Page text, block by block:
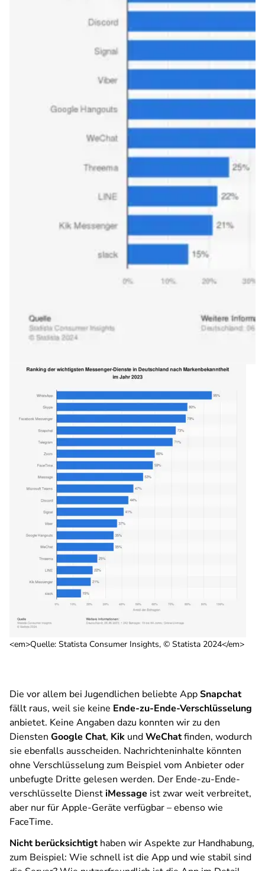
<em>Quelle: Statista Consumer Insights, © Statista 2024</em>
Die vor allem bei Jugendlichen beliebte AppSnapchat
fällt raus, weil sie keine Ende-zu-Ende-Verschlüsselung
anbietet. Keine Angaben dazu konnten wir zu den
Diensten Google Chat, Kik undWeChatfinden, wodurch
sie ebenfalls ausscheiden. Nachrichteninhalte könnten
ohne Verschlüsselung zum Beispiel vom Anbieter oder
unbefugte Dritte gelesen werden. Der Ende-zu-Ende-
verschlüsselte DienstiMessage ist zwar weit verbreitet,
aber nur für Apple-Geräte verfügbar – ebenso wie
FaceTime.
Nicht berücksichtigthaben wir Aspekte zur Handhabung,
zum Beispiel: Wie schnell ist die App und wie stabil sind